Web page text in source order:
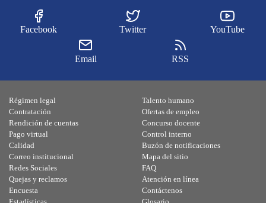
Facebook Twitter YouTube
Email RSS
Régimen legal
Contratación
Rendición de cuentas
Pago virtual
Calidad
Talento humano
Ofertas de empleo
Concurso docente
Control interno
Buzón de notificaciones
Correo institucional
Redes Sociales
Quejas y reclamos
Encuesta
Mapa del sitio
FAQ
Atención en línea
Contáctenos